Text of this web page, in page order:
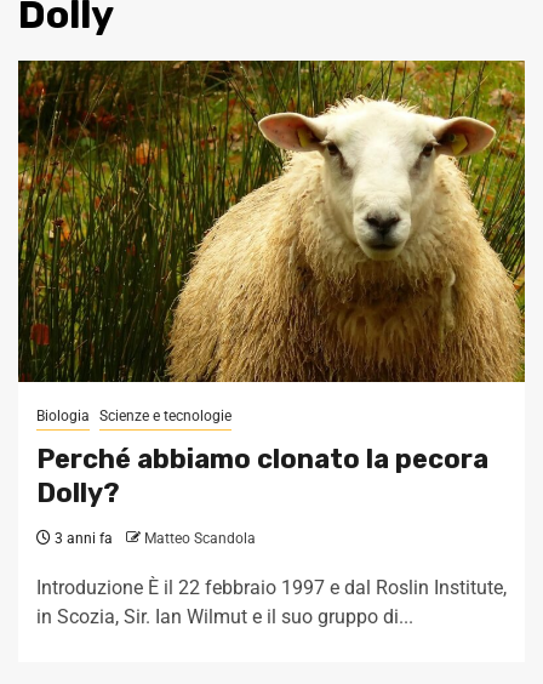
Dolly
Biologia Scienze e tecnologie
Perché abbiamo clonato la pecora
Dolly?
3 anni fa Matteo Scandola
Introduzione È il 22 febbraio 1997 e dal Roslin Institute,
in Scozia, Sir. Ian Wilmut e il suo gruppo di...